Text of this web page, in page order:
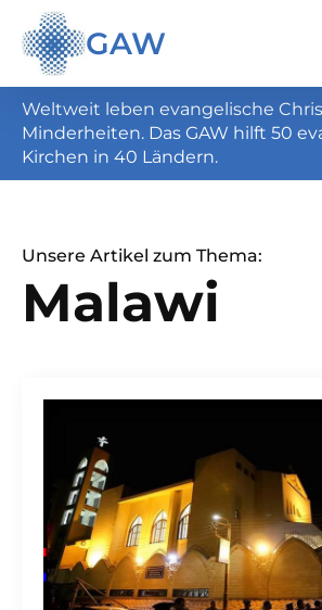
GAW
Weltweit leben evangelische
Minderheiten. Das GAW hilft 50
Kirchen in 40 Ländern.
Unsere Artikel zum Thema:
Malawi